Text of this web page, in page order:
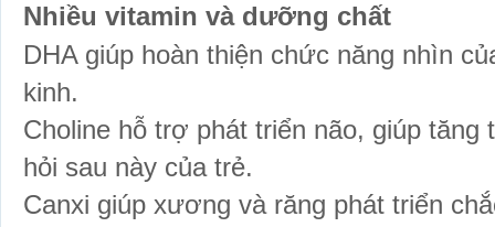
Nhiều vitamin và dưỡng chất
DHA giúp hoàn thiện chức năng nhìn
kinh.
Choline hỗ trợ phát triển não, giúp tăng
hỏi sau này của trẻ.
Canxi giúp xương và răng phát triển